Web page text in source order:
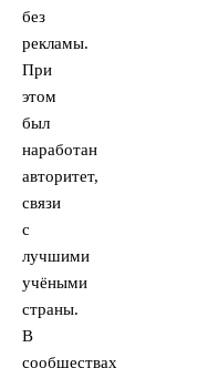
без
рекламы.
При
этом
был
наработан
авторитет,
связи
с
лучшими
учёными
страны.
В
сообществах